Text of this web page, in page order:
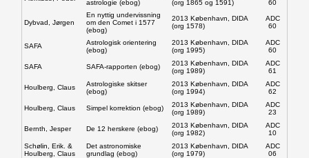
Andre
astrologie (ebog)
(org 1865 og 1591)
60
Dybvad, Jørgen
En nyttig undervissning
om den Comet i 1577
(ebog)
2013 København, DIDA
(org 1578)
ADC
60
SAFA
Astrologisk orientering
(ebog)
2013 København, DIDA
(org 1995)
ADC
60
SAFA SAFA-rapporten (ebog)
2013 København, DIDA
(org 1989)
ADC
61
Houlberg, Claus
Astrologiske skitser
(ebog)
2013 København, DIDA
(org 1994)
ADC
62
Houlberg, Claus Simpel korrektion (ebog)
2013 København, DIDA
(org 1989)
ADC
23
Bernth, Jesper De 12 herskere (ebog)
2013 København, DIDA
(org 1982)
ADC
10
Schølin, Erik. &
Houlberg, Claus
Det astronomiske
grundlag (ebog)
2013 København, DIDA
(org 1979)
ADC
06